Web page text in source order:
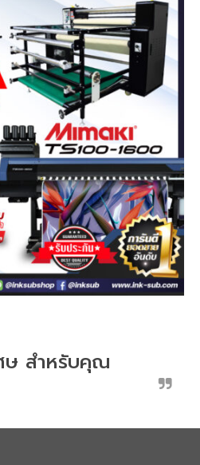
ลิเมชั่น
DFT30 cm.
DFT60 cm.
บคู่ เครื่องรีดร้อน 70×90 cm.
บคู่ เครื่องรีดร้อน 40×60 cm.
ษ สำหรับคุณ